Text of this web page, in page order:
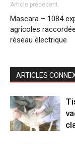
Article précédent
Mascara – 1084
agricoles
réseau électrique
ARTICLES